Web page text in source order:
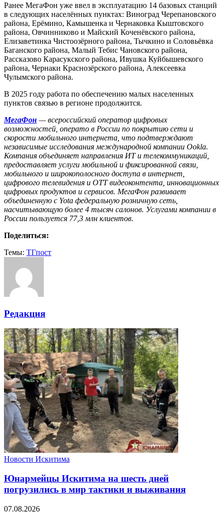
Ранее МегаФон уже ввел в эксплуатацию 14 базовых станций
в следующих населённых пунктах: Виноград Черепановского
района, Ерёмино, Камышенка и Чернаковка Кыштовского
района, Овчинниково и Майский Коченёвского района,
Елизаветинка Чистоозёрного района, Тычкино и Соловьёвка
Баганского района, Малый Тебис Чановского района,
Рассказово Карасукского района, Ивушка Куйбышевского
района, Чернаки Краснозёрского района, Алексеевка
Чулымского района.
В 2025 году работа по обеспечению малых населенных
пунктов связью в регионе продолжится.
МегаФон — всероссийский оператор цифровых
возможностей, операто в России по покрытию сети и
скорости мобильного интернета, что подтверждают
независимые исследования международной компании Ookla.
Компания объединяет направления ИТ и телекоммуникаций,
предоставляет услуги мобильной и фиксированной связи,
мобильного и широкополосного доступа в интернет,
цифрового телевидения и OTT видеоконтента, инновационных
цифровых продуктов и сервисов. МегаФон развивает
объединенную с Yota федеральную розничную сеть,
насчитывающую более 4 тысяч салонов. Услугами компании в
России пользуется 77,3 млн клиентов.
Поделиться:
Темы: ТГпост
Редакция
Новости Искитима
Юнармейцы Искитима на шесть дней
погрузились в мир тактики и выживания
07.08.2026